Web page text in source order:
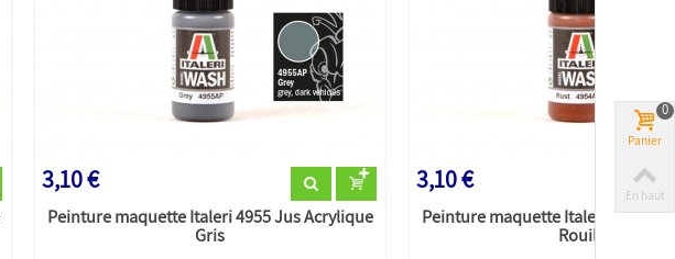
3,10 €
Peinture maquette Italeri 4955 Jus Acrylique
Gris
3,10 €
Peinture maquette Italeri 4954
Rouille
Panier
0
En haut